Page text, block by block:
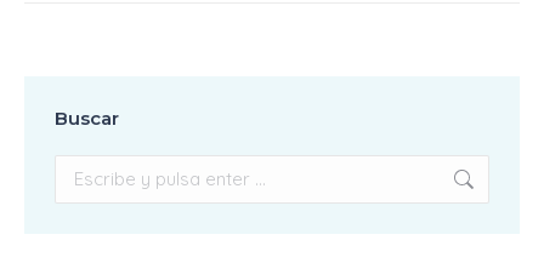
Buscar